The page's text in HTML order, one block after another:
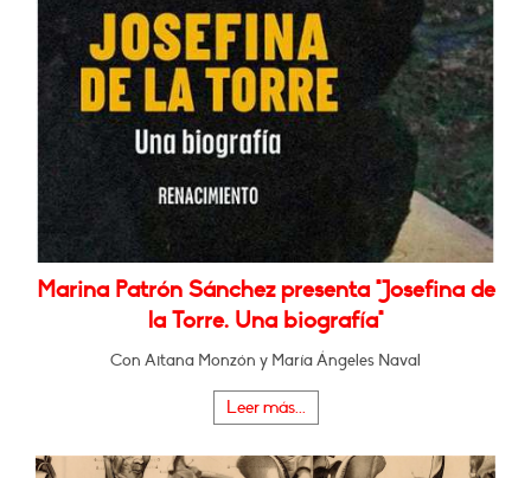
Marina Patrón Sánchez presenta "Josefina de
la Torre. Una biografía"
Con Aitana Monzón y María Ángeles Naval
Leer más...